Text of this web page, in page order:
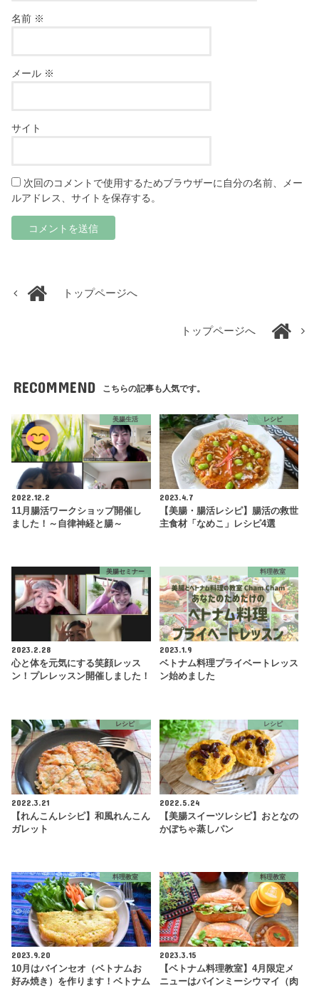
名前 ※
メール ※
サイト
次回のコメントで使用するためブラウザーに自分の名前、メー
ルアドレス、サイトを保存する。
トップページへ
トップページへ
RECOMMEND こちらの記事も人気です。
美腸生活
2022.12.2
11月腸活ワークショップ開催し
ました！～自律神経と腸～
レシピ
2023.4.7
【美腸・腸活レシピ】腸活の救世
主食材「なめこ」レシピ4選
美腸セミナー
2023.2.28
心と体を元気にする笑顔レッス
ン！プレレッスン開催しました！
料理教室
2023.1.9
ベトナム料理プライベートレッス
ン始めました
レシピ
2022.3.21
【れんこんレシピ】和風れんこん
ガレット
レシピ
2022.5.24
【美腸スイーツレシピ】おとなの
かぼちゃ蒸しパン
料理教室
2023.9.20
10月はバインセオ（ベトナムお
好み焼き）を作ります！ベトナム
料理教室
2023.3.15
【ベトナム料理教室】4月限定メ
ニューはバインミーシウマイ（肉